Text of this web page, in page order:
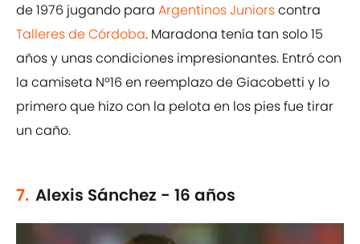
de 1976 jugando para Argentinos Juniorscontra
Talleres de Córdoba. Maradona tenía tan solo 15
años y unas condiciones impresionantes. Entró con
la camiseta Nº16 en reemplazo de Giacobetti y lo
primero que hizo con la pelota en los pies fue tirar
un caño.
7. Alexis Sánchez - 16 años